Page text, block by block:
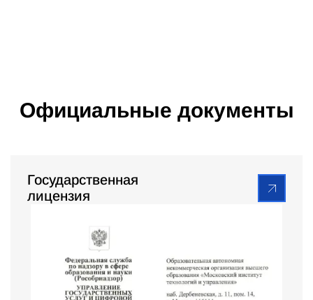
Официальные документы
Государственная
лицензия